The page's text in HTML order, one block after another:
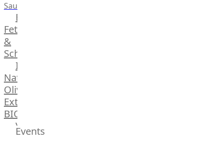
Saucen
Butter,
Fett
&
Schmalz
ItalianBar
Natives
Olivenöl
Extra
BIO
Veggie
Hardware
Events